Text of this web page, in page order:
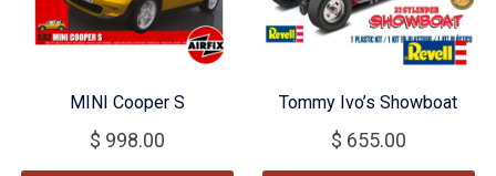
MINI Cooper S
$ 998.00
Tommy Ivo’s Showboat
$ 655.00